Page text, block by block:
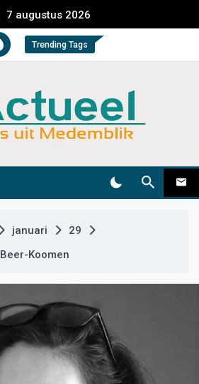
7 augustus 2026
Trending Tags
Actueel
januari
29
Koomen